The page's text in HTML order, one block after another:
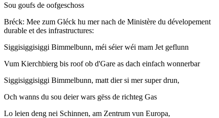
Sou goufs de oofgeschoss
Bréck: Mee zum Gléck hu mer nach de Ministère du dévelopement
durable et des infrastructures:
Siggisiggisiggi Bimmelbunn, méi séier wéi mam Jet geflunn
Vum Kierchbierg bis roof ob d'Gare as dach einfach wonnerbar
Siggisiggisiggi Bimmelbunn, matt dier si mer super drun,
Och wanns du sou deier wars gëss de richteg Gas
Lo leien deng nei Schinnen, am Zentrum vun Europa,